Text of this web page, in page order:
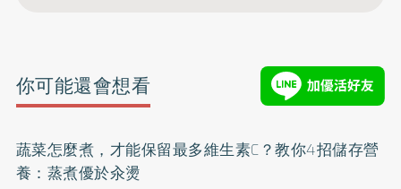
你可能還會想看
蔬菜怎麼煮，才能保留最多維生素C？教你4招儲存營
養：蒸煮優於汆燙